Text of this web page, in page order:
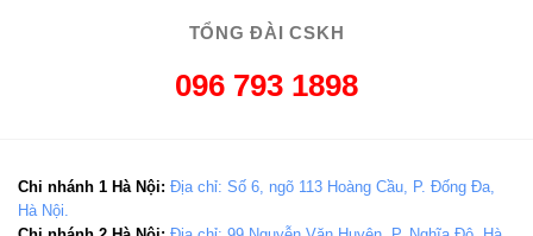
TỔNG ĐÀI CSKH
096 793 1898
Chi nhánh 1 Hà Nội: Địa chỉ: Số 6, ngõ 113 Hoàng Cầu, P. Đống Đa,
Hà Nội.